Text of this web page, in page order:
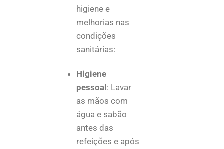
higiene e
melhorias nas
condições
sanitárias:
Higiene
pessoal: Lavar
as mãos com
água e sabão
antes das
refeições e após